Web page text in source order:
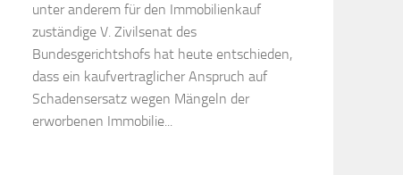
unter anderem für den Immobilienkauf
zuständige V. Zivilsenat des
Bundesgerichtshofs hat heute entschieden,
dass ein kaufvertraglicher Anspruch auf
Schadensersatz wegen Mängeln der
erworbenen Immobilie...